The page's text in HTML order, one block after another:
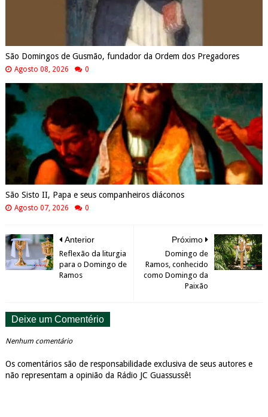
São Domingos de Gusmão, fundador da Ordem dos Pregadores
Agosto 08, 2026 0
São Sisto II, Papa e seus companheiros diáconos
Agosto 07, 2026 0
Próximo
Domingo de
Ramos, conhecido
como Domingo da
Paixão
Anterior
Reflexão da liturgia
para o Domingo de
Ramos
Deixe um Comentério
Nenhum comentário
Os comentários são de responsabilidade exclusiva de seus autores e
não representam a opinião da Rádio JC Guassussê!